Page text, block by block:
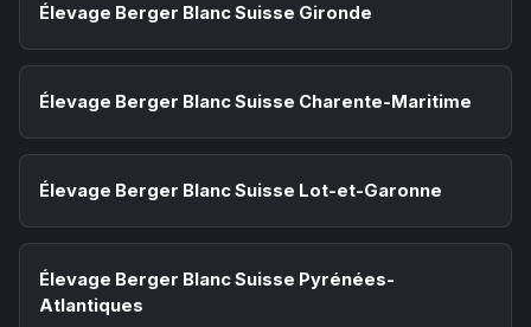
Élevage Berger Blanc Suisse Gironde
Élevage Berger Blanc Suisse Charente-Maritime
Élevage Berger Blanc Suisse Lot-et-Garonne
Élevage Berger Blanc Suisse Pyrénées-
Atlantiques